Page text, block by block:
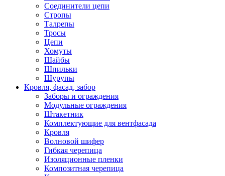
Соединители цепи
Стропы
Талрепы
Тросы
Цепи
Хомуты
Шайбы
Шпильки
Шурупы
Кровля, фасад, забор
Заборы и ограждения
Модульные ограждения
Штакетник
Комплектующие для вентфасада
Кровля
Волновой шифер
Гибкая черепица
Изоляционные пленки
Композитная черепица